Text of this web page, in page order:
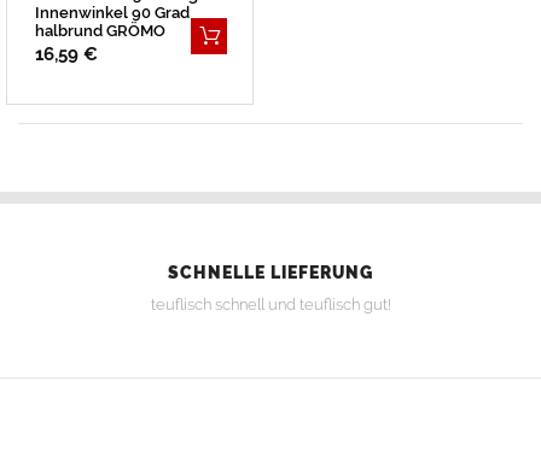
Innenwinkel 90 Grad
halbrund GRÖMO
16,59 €
SCHNELLE LIEFERUNG
teuflisch schnell und teuflisch gut!